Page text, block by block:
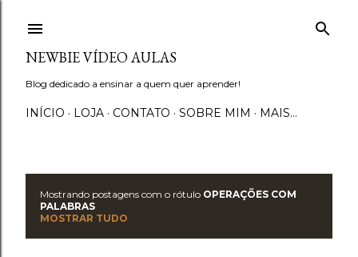
NEWBIE VÍDEO AULAS
Blog dedicado a ensinar a quem quer aprender!
INÍCIO LOJA CONTATO SOBRE MIM MAIS…
o
Mostrando postagens com o rótulo OPERAÇÕES COM
PALABRAS
MOSTRAR TUDO